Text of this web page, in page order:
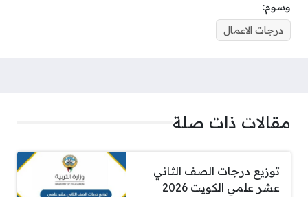
وسوم:
درجات الاعمال
مقالات ذات صلة
توزيع درجات الصف الثاني
عشر علمي الكويت 2026